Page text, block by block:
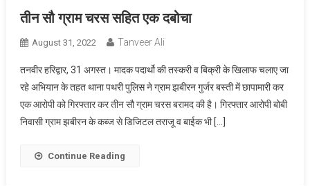
तीन सौ ग्राम चरस सहित एक दबोचा
August 31, 2022 Tanveer Ali
तनवीर हरिद्वार, 31 अगस्त। मादक पदार्थो की तस्करी व बिक्री के खिलाफ चलाए जा
रहे अभियान के तहत थाना पथरी पुलिस ने ग्राम झबीरन गुर्जर बस्ती में छापामारी कर
एक आरोपी को गिरफ्तार कर तीन सौ ग्राम चरस बरामद की है। गिरफ्तार आरोपी बोबी
निवासी ग्राम झबीरन के कब्ज से डिजिटल तराजू व बाईक भी […]
Continue Reading